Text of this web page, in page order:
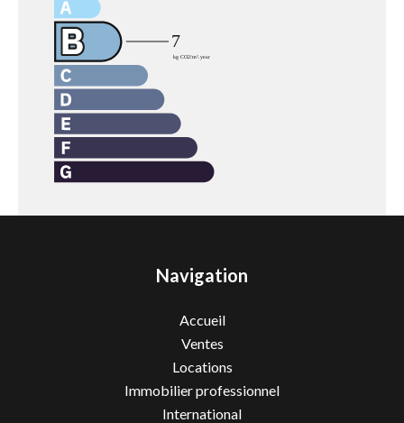
Navigation
Accueil
Ventes
Locations
Immobilier professionnel
International